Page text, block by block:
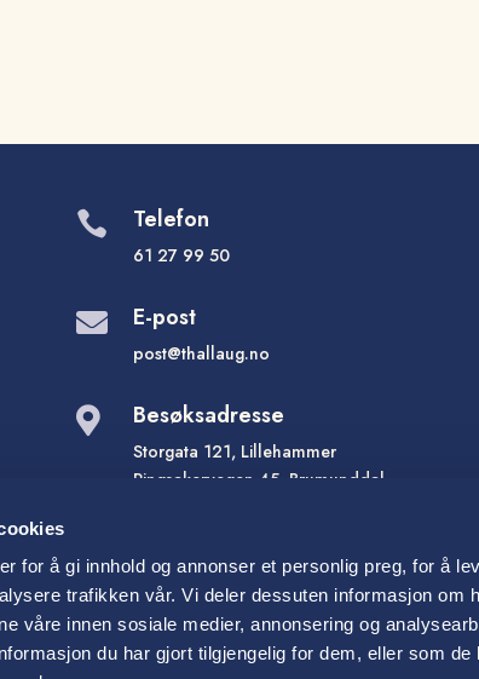
for å gi innhold og annonser et personlig preg, for å
trafikken vår. Vi deler dessuten informasjon om
våre innen sosiale medier, annonsering og
du har gjort tilgjengelig for dem, eller som de
 Telefon
61 27 99 50
 E-post
post@thallaug.no
 Besøksadresse
Storgata 121, Lillehammer
Ringsakervegen 45, Brumunddal